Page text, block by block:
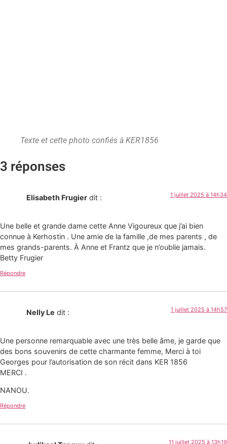
Texte et cette photo confiés à KER1856
3 réponses
Elisabeth Frugier dit : 1 juillet 2025 à 14h34
Une belle et grande dame cette Anne Vigoureux que j’ai bien
connue à Kerhostin . Une amie de la famille ,de mes parents , de
mes grands-parents. À Anne et Frantz que je n’oublie jamais.
Betty Frugier
Répondre
Nelly Le dit : 1 juillet 2025 à 14h57
Une personne remarquable avec une très belle âme, je garde que
des bons souvenirs de cette charmante femme, Merci à toi
Georges pour l’autorisation de son récit dans KER 1856
MERCI .
NANOU.
Répondre
11 juillet 2025 à 13h19